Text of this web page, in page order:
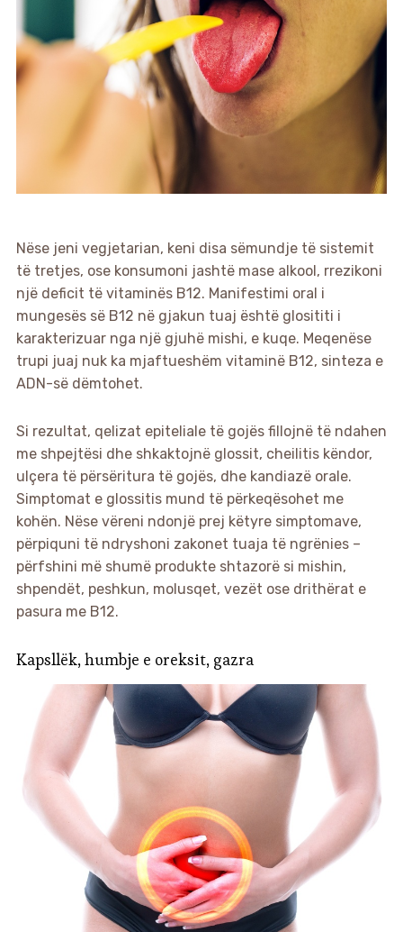
Nëse jeni vegjetarian, keni disa sëmundje të sistemit
të tretjes, ose konsumoni jashtë mase alkool, rrezikoni
një deficit të vitaminës B12. Manifestimi oral i
mungesës së B12 në gjakun tuaj është glosititi i
karakterizuar nga një gjuhë mishi, e kuqe. Meqenëse
trupi juaj nuk ka mjaftueshëm vitaminë B12, sinteza e
ADN-së dëmtohet.
Si rezultat, qelizat epiteliale të gojës fillojnë të ndahen
me shpejtësi dhe shkaktojnë glossit, cheilitis këndor,
ulçera të përsëritura të gojës, dhe kandiazë orale.
Simptomat e glossitis mund të përkeqësohet me
kohën. Nëse vëreni ndonjë prej këtyre simptomave,
përpiquni të ndryshoni zakonet tuaja të ngrënies –
përfshini më shumë produkte shtazorë si mishin,
shpendët, peshkun, molusqet, vezët ose drithërat e
pasura me B12.
Kapsllëk, humbje e oreksit, gazra